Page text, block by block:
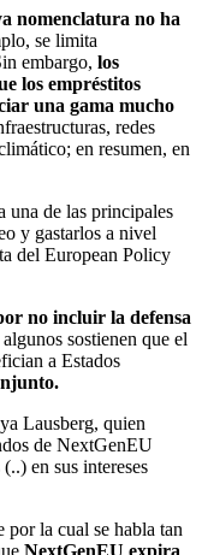
nomenclatura no ha
se limita
embargo, los
los empréstitos
una gama mucho
redes
en resumen, en
una de las principales
y gastarlos a nivel
del European Policy
no incluir la defensa
sostienen que el
a Estados
Lausberg, quien
de NextGenEU
en sus intereses
por la cual se habla tan
NextGenEU expira